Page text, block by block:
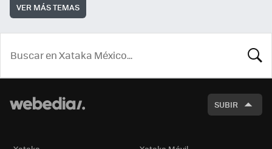
VER MÁS TEMAS
SUBIR